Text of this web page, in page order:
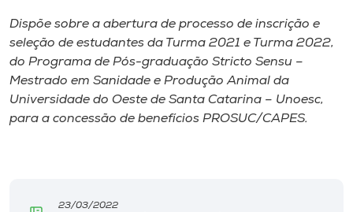
Cultura
CPA
Dispõe sobre a abertura de processo de inscrição e
seleção de estudantes da Turma 2021 e Turma 2022,
do Programa de Pós-graduação Stricto Sensu –
Mestrado em Sanidade e Produção Animal da
Universidade do Oeste de Santa Catarina – Unoesc,
para a concessão de benefícios PROSUC/CAPES.
23/03/2022